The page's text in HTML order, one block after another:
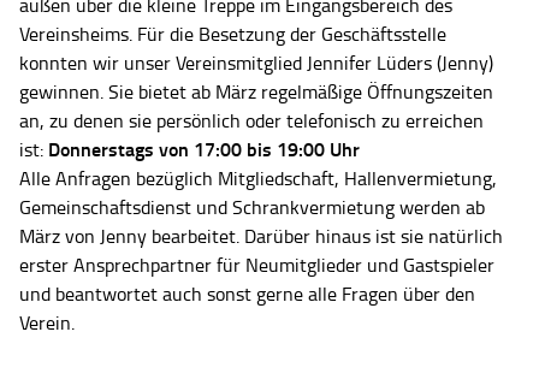
außen über die kleine Treppe im Eingangsbereich des
Vereinsheims. Für die Besetzung der Geschäftsstelle
konnten wir unser Vereinsmitglied Jennifer Lüders (Jenny)
gewinnen. Sie bietet ab März regelmäßige Öffnungszeiten
an, zu denen sie persönlich oder telefonisch zu erreichen
ist: Donnerstags von 17:00 bis 19:00 Uhr
Alle Anfragen bezüglich Mitgliedschaft, Hallenvermietung,
Gemeinschaftsdienst und Schrankvermietung werden ab
März von Jenny bearbeitet. Darüber hinaus ist sie natürlich
erster Ansprechpartner für Neumitglieder und Gastspieler
und beantwortet auch sonst gerne alle Fragen über den
Verein.